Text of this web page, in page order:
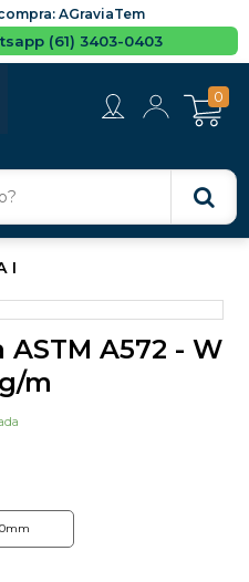
AGraviaTem
(61) 3403-0403
0
I
A572 - W
m